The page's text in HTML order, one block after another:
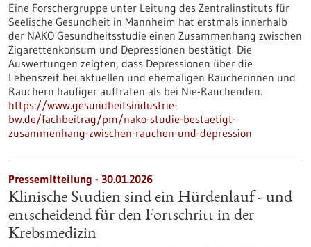
Eine Forschergruppe unter Leitung des Zentralinstituts für
Seelische Gesundheit in Mannheim hat erstmals innerhalb
der NAKO Gesundheitsstudie einen Zusammenhang zwischen
Zigarettenkonsum und Depressionen bestätigt. Die
Auswertungen zeigten, dass Depressionen über die
Lebenszeit bei aktuellen und ehemaligen Raucherinnen und
Rauchern häufiger auftraten als bei Nie-Rauchenden.
https://www.gesundheitsindustrie-
bw.de/fachbeitrag/pm/nako-studie-bestaetigt-
zusammenhang-zwischen-rauchen-und-depression
Pressemitteilung - 30.01.2026
Klinische Studien sind ein Hürdenlauf - und
entscheidend für den Fortschritt in der
Krebsmedizin